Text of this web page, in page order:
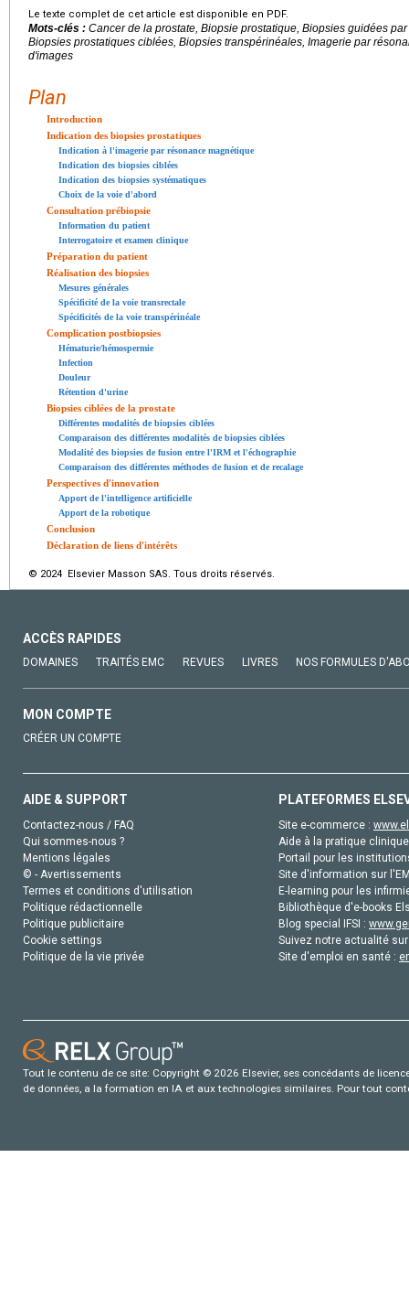
Le texte complet de cet article est disponible en PDF.
Mots-clés : Cancer de la prostate, Biopsie prostatique, Biopsies guidées
Biopsies prostatiques ciblées, Biopsies transpérinéales, Imagerie par
d'images
Plan
Introduction
Indication des biopsies prostatiques
Indication à l'imagerie par résonance magnétique
Indication des biopsies ciblées
Indication des biopsies systématiques
Choix de la voie d'abord
Consultation prébiopsie
Information du patient
Interrogatoire et examen clinique
Préparation du patient
Réalisation des biopsies
Mesures générales
Spécificité de la voie transrectale
Spécificités de la voie transpérinéale
Complication postbiopsies
Hématurie/hémospermie
Infection
Douleur
Rétention d'urine
Biopsies ciblées de la prostate
Différentes modalités de biopsies ciblées
Comparaison des différentes modalités de biopsies ciblées
Modalité des biopsies de fusion entre l'IRM et l'échographie
Comparaison des différentes méthodes de fusion et de recalage
Perspectives d'innovation
Apport de l'intelligence artificielle
Apport de la robotique
Conclusion
Déclaration de liens d'intérêts
© 2024 Elsevier Masson SAS. Tous droits réservés.
ACCÈS RAPIDES
DOMAINES TRAITÉS EMC REVUES LIVRES NOS FORMULES
MON COMPTE
CRÉER UN COMPTE
AIDE & SUPPORT
Contactez-nous / FAQ
Qui sommes-nous ?
Mentions légales
© - Avertissements
Termes et conditions d'utilisation
Politique rédactionnelle
Politique publicitaire
Cookie settings
Politique de la vie privée
PLATEFORMES
Site e-commerce :
Aide à la pratique
Portail pour les
Site d'information sur
E-learning pour les
Bibliothèque d'e-books
Blog special IFSI :
Suivez notre actualité
Site d'emploi en santé :
Tout le contenu de ce site: Copyright © 2026 Elsevier, ses concédants de
de données, a la formation en IA et aux technologies similaires. Pour tout